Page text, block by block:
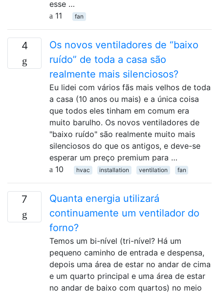
esse …
11
fan
4
Os novos ventiladores de “baixo
ruído” de toda a casa são
realmente mais silenciosos?
Eu lidei com vários fãs mais velhos de toda
a casa (10 anos ou mais) e a única coisa
que todos eles tinham em comum era
muito barulho. Os novos ventiladores de
"baixo ruído" são realmente muito mais
silenciosos do que os antigos, e deve-se
esperar um preço premium para …
10
hvac installation ventilation fan
7
Quanta energia utilizará
continuamente um ventilador do
forno?
Temos um bi-nível (tri-nível? Há um
pequeno caminho de entrada e despensa,
depois uma área de estar no andar de cima
e um quarto principal e uma área de estar
no andar de baixo com quartos) no meio